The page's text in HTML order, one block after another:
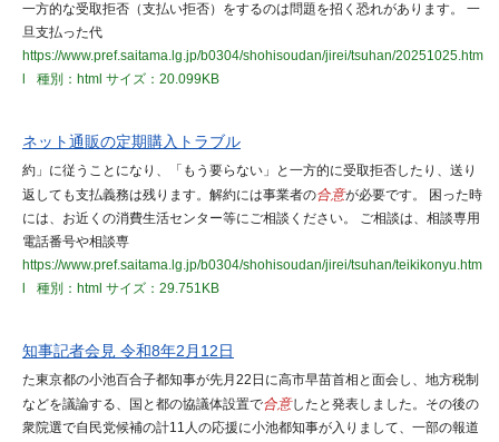
一方的な受取拒否（支払い拒否）をするのは問題を招く恐れがあります。 一
旦支払った代
https://www.pref.saitama.lg.jp/b0304/shohisoudan/jirei/tsuhan/20251025.htm
種別：html サイズ：20.099KB
ネット通販の定期購入トラブル
約」に従うことになり、「もう要らない」と一方的に受取拒否したり、送り
返しても支払義務は残ります。解約には事業者の合意が必要です。 困った時
には、お近くの消費生活センター等にご相談ください。 ご相談は、相談専用
電話番号や相談専
https://www.pref.saitama.lg.jp/b0304/shohisoudan/jirei/tsuhan/teikikonyu.htm
種別：html サイズ：29.751KB
知事記者会見 令和8年2月12日
た東京都の小池百合子都知事が先月22日に高市早苗首相と面会し、地方税制
などを議論する、国と都の協議体設置で合意したと発表しました。その後の
衆院選で自民党候補の計11人の応援に小池都知事が入りまして、一部の報道